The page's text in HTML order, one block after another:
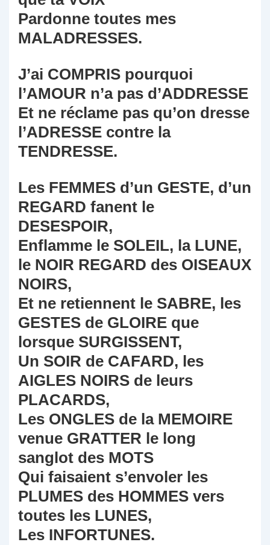
Pardonne toutes mes
MALADRESSES.
J’ai COMPRIS pourquoi
l’AMOUR n’a pas d’ADDRESSE
Et ne réclame pas qu’on dresse
l’ADRESSE contre la
TENDRESSE.
Les FEMMES d’un GESTE, d’un
REGARD fanent le
DESESPOIR,
Enflamme le SOLEIL, la LUNE,
le NOIR REGARD des OISEAUX
NOIRS,
Et ne retiennent le SABRE, les
GESTES de GLOIRE que
lorsque SURGISSENT,
Un SOIR de CAFARD, les
AIGLES NOIRS de leurs
PLACARDS,
Les ONGLES de la MEMOIRE
venue GRATTER le long
sanglot des MOTS
Qui faisaient s’envoler les
PLUMES des HOMMES vers
toutes les LUNES,
Les INFORTUNES.